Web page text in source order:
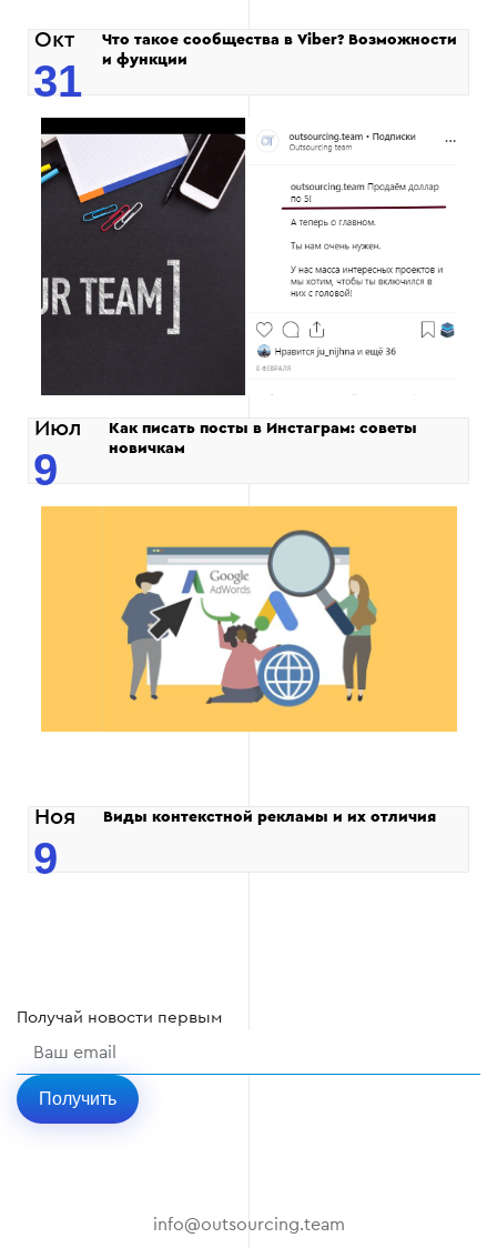
Окт
31
Что такое сообщества в Viber? Возможности
и функции
Июл
9
Как писать посты в Инстаграм: советы
новичкам
Ноя
9
Виды контекстной рекламы и их отличия
Получай новости первым
Получить
info@outsourcing.team